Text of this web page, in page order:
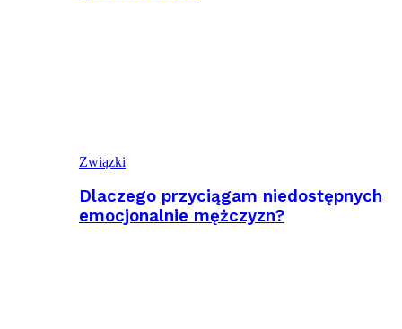
Związki
Dlaczego przyciągam niedostępnych
emocjonalnie mężczyzn?